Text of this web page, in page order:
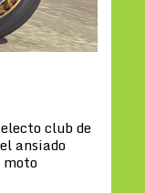
club de
ansiado
moto